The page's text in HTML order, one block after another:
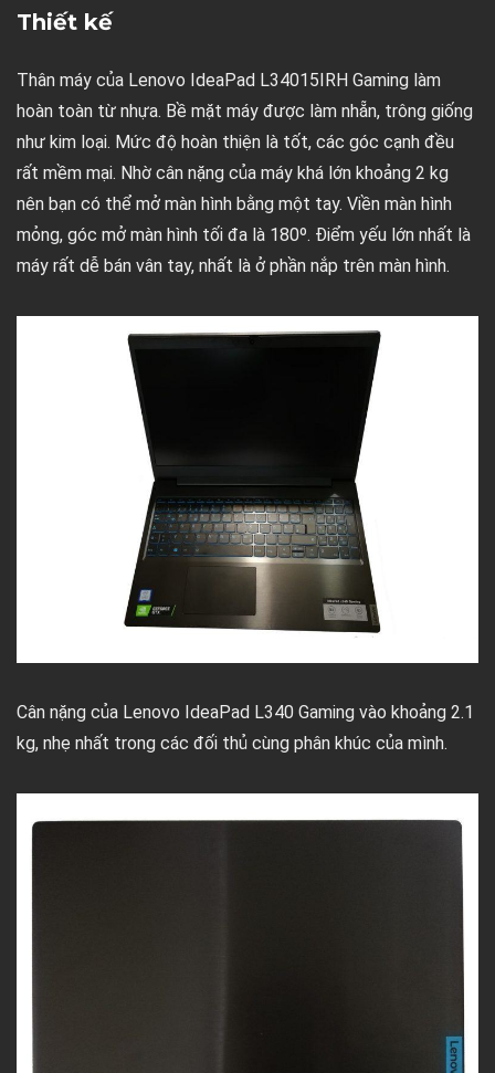
Thiết kế
Thân máy của Lenovo IdeaPad L34015IRH Gaming làm
hoàn toàn từ nhựa. Bề mặt máy được làm nhẵn, trông giống
như kim loại. Mức độ hoàn thiện là tốt, các góc cạnh đều
rất mềm mại. Nhờ cân nặng của máy khá lớn khoảng 2 kg
nên bạn có thể mở màn hình bằng một tay. Viền màn hình
mỏng, góc mở màn hình tối đa là 180º. Điểm yếu lớn nhất là
máy rất dễ bán vân tay, nhất là ở phần nắp trên màn hình.
Cân nặng của Lenovo IdeaPad L340 Gaming vào khoảng 2.1
kg, nhẹ nhất trong các đối thủ cùng phân khúc của mình.